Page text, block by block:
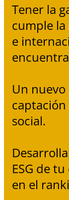
Tener la
cumple
e
Un
social.
ESG de
en el